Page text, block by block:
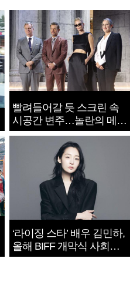
빨려들어갈 듯 스크린 속
시공간 변주…놀란의 메시
지는 ‘전쟁 속죄’
‘라이징 스타’ 배우 김민하,
올해 BIFF 개막식 사회자
확정